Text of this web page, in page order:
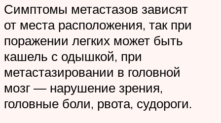
Симптомы метастазов зависят
от места расположения, так при
поражении легких может быть
кашель с одышкой, при
метастазировании в головной
мозг — нарушение зрения,
головные боли, рвота, судороги.